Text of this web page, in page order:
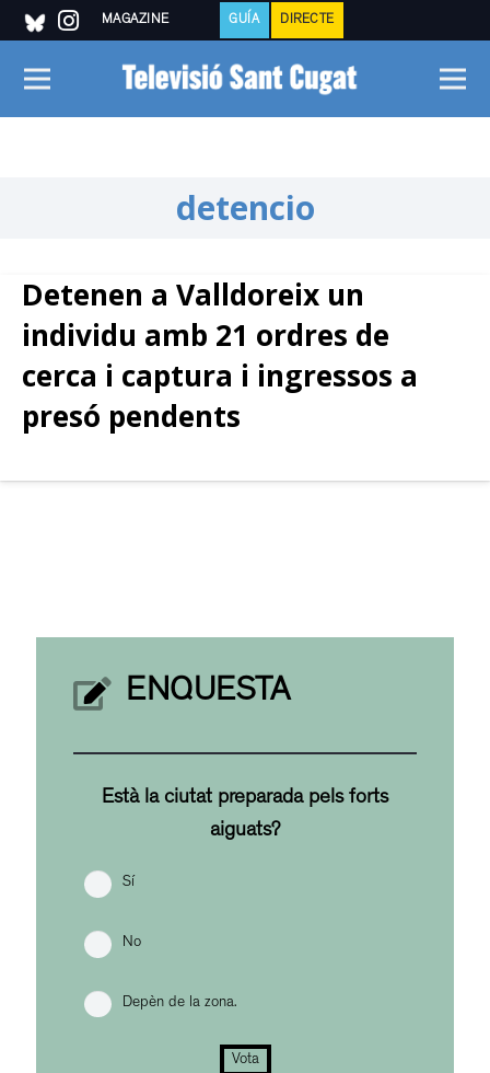
MAGAZINE GUÍA DIRECTE
detencio
Detenen a Valldoreix un
individu amb 21 ordres de
cerca i captura i ingressos a
presó pendents
ENQUESTA
Està la ciutat preparada pels forts
aiguats?
Sí
No
Depèn de la zona.
Vota